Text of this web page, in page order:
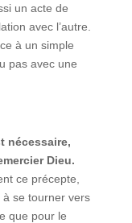
un acte de
avec l’autre.
à un simple
pas avec une
nécessaire,
Dieu.
ce précepte,
à se tourner vers
que pour le